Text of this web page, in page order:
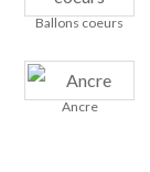
Ballons coeurs
Ancre